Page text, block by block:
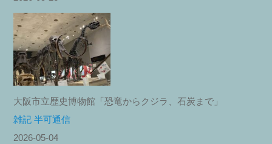
大阪市立歴史博物館「恐竜からクジラ、石炭まで」
雑記 半可通信
2026-05-04